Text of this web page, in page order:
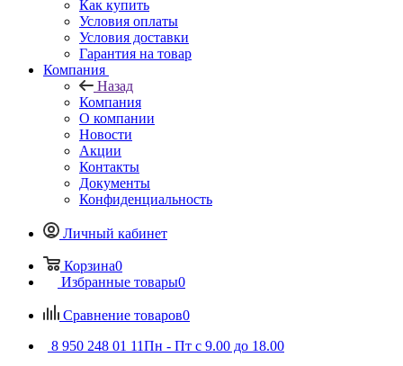
Как купить
Условия оплаты
Условия доставки
Гарантия на товар
Компания
Назад
Компания
О компании
Новости
Акции
Контакты
Документы
Конфиденциальность
Личный кабинет
Корзина0
Избранные товары0
Сравнение товаров0
8 950 248 01 11Пн - Пт с 9.00 до 18.00